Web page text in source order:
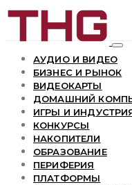
АУДИО И ВИДЕО
БИЗНЕС И РЫНОК
ВИДЕОКАРТЫ
ДОМАШНИЙ
ИГРЫ И
КОНКУРСЫ
НАКОПИТЕЛИ
ОБРАЗОВАНИЕ
ПЕРИФЕРИЯ
ПЛАТФОРМЫ